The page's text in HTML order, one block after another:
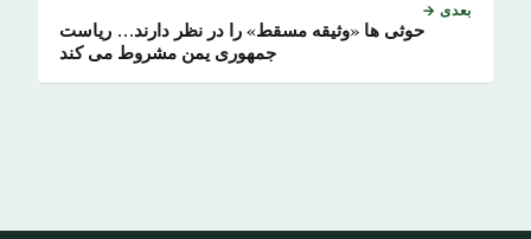
بعدی →
حوثی ها «وثیقه مسقط» را در نظر دارند… ریاست
جمهوری یمن مشروط می کند